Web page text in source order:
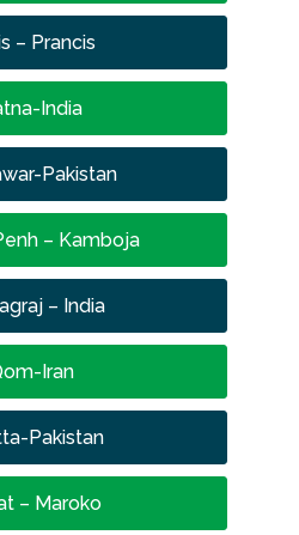
– Prancis
India
Pakistan
– Kamboja
– India
Iran
Pakistan
– Maroko